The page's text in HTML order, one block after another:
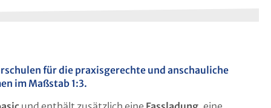
für die praxisgerechte und anschauliche
im Maßstab 1:3.